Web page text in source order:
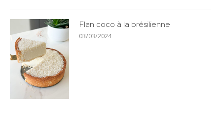
Flan coco à la brésilienne
03/03/2024